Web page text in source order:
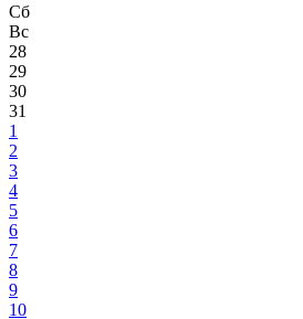
Сб
Вс
28
29
30
31
1
2
3
4
5
6
7
8
9
10